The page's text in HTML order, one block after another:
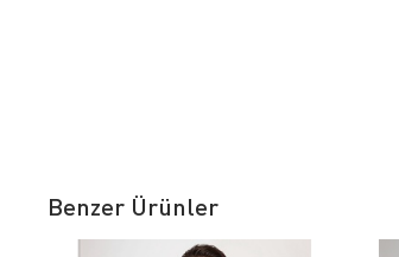
Benzer Ürünler